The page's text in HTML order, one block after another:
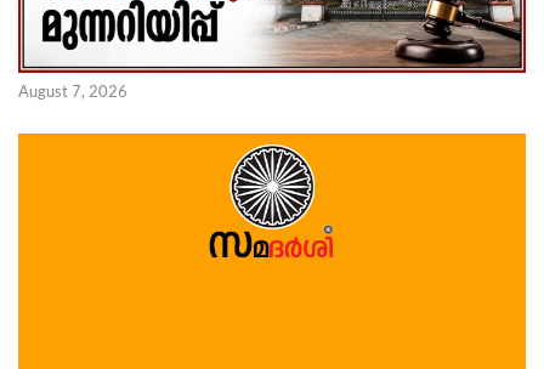
August 7, 2026